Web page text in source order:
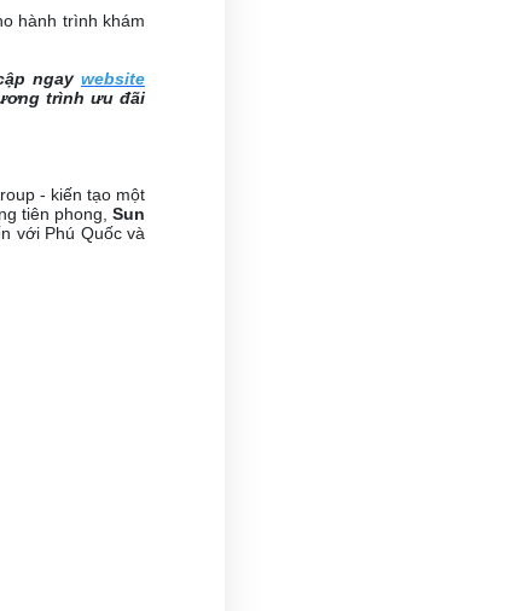
hành trình khám
ngay website
trình ưu đãi
- kiến tạo một
tiên phong, Sun
với Phú Quốc và